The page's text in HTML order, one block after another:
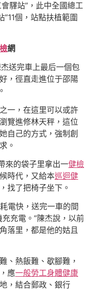
驛站”，此中全國總工
”11個，站點扶植範圍
網
送完車上最后一個包
，徑直走進位于邵陽
一，在這里可以或許
覽進修林天秤，這位
自己的方式，強制創
。
來的袋子里拿出一健檢
時代，又給本巡迴健
找了把椅子坐下。
電快，送完一車的間
充充電。”陳杰說，以前
落里，都是他的姑且
、熱飯難、歇腳難，
應一般勞工身體健康
，結合郵政、銀行